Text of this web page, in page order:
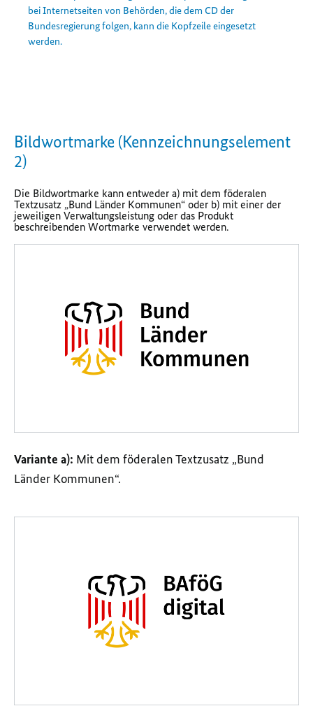
bei Internetseiten von Behörden, die dem CD der
Bundesregierung folgen, kann die Kopfzeile eingesetzt
werden.
Bildwortmarke (Kennzeichnungselement
2)
Die Bildwortmarke kann entweder a) mit dem föderalen
Textzusatz „Bund Länder Kommunen“ oder b) mit einer der
jeweiligen Verwaltungsleistung oder das Produkt
beschreibenden Wortmarke verwendet werden.
Variante a): Mit dem föderalen Textzusatz „Bund
Länder Kommunen“.